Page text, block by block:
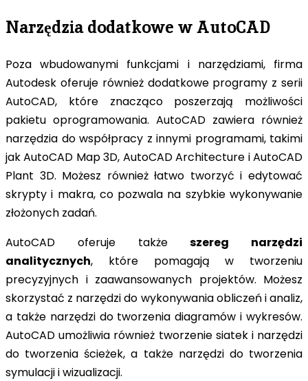
Narzędzia dodatkowe w AutoCAD
Poza wbudowanymi funkcjami i narzędziami, firma
Autodesk oferuje również dodatkowe programy z serii
AutoCAD, które znacząco poszerzają możliwości
pakietu oprogramowania. AutoCAD zawiera również
narzędzia do współpracy z innymi programami, takimi
jak AutoCAD Map 3D, AutoCAD Architecture i AutoCAD
Plant 3D. Możesz również łatwo tworzyć i edytować
skrypty i makra, co pozwala na szybkie wykonywanie
złożonych zadań.
AutoCAD oferuje takżeszereg narzędzi
analitycznych, które pomagają w tworzeniu
precyzyjnych i zaawansowanych projektów. Możesz
skorzystać z narzędzi do wykonywania obliczeń i analiz,
a także narzędzi do tworzenia diagramów i wykresów.
AutoCAD umożliwia również tworzenie siatek i narzędzi
do tworzenia ścieżek, a także narzędzi do tworzenia
symulacji i wizualizacji.